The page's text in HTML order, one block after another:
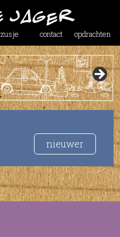
zusje contact opdrachten
nieuwer